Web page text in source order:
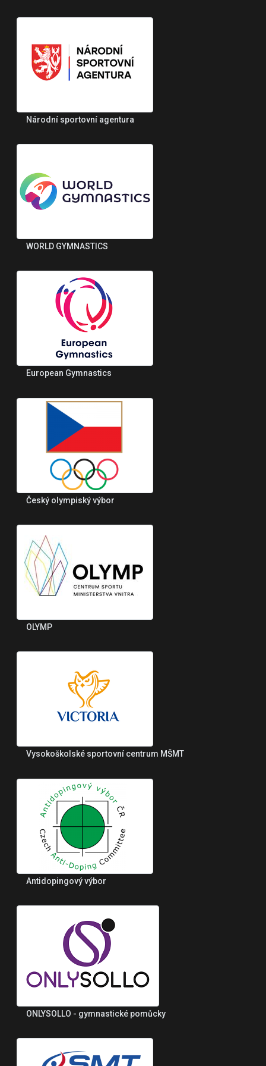
Národní sportovní agentura
WORLD GYMNASTICS
European Gymnastics
Český olympiský výbor
OLYMP
Vysokoškolské sportovní centrum MŠMT
Antidopingový výbor
ONLYSOLLO - gymnastické pomůcky